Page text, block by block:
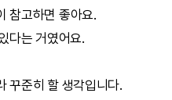
참고하면 좋아요.
다는 거였어요.
꾸준히 할 생각입니다.